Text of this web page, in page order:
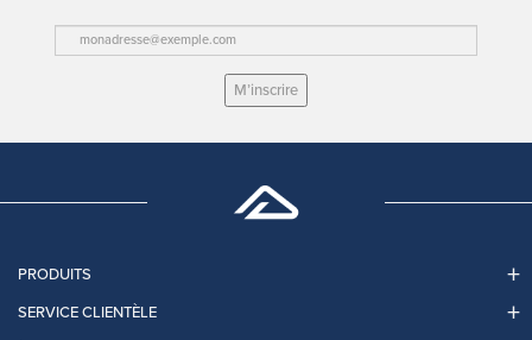
M’inscrire
PRODUITS
SERVICE CLIENTÈLE